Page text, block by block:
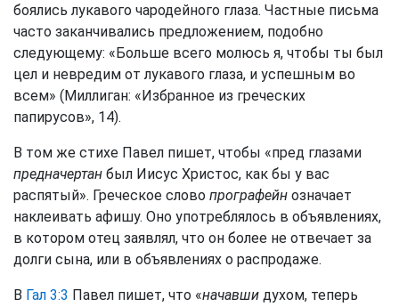
боялись лукавого чародейного глаза. Частные письма
часто заканчивались предложением, подобно
следующему: «Больше всего молюсь я, чтобы ты был
цел и невредим от лукавого глаза, и успешным во
всем» (Миллиган: «Избранное из греческих
папирусов», 14).
В том же стихе Павел пишет, чтобы «пред глазами
предначертан был Иисус Христос, как бы у вас
распятый». Греческое слово прографейн означает
наклеивать афишу. Оно употреблялось в объявлениях,
в котором отец заявлял, что он более не отвечает за
долги сына, или в объявлениях о распродаже.
В Гал 3:3 Павел пишет, что «начавши духом, теперь